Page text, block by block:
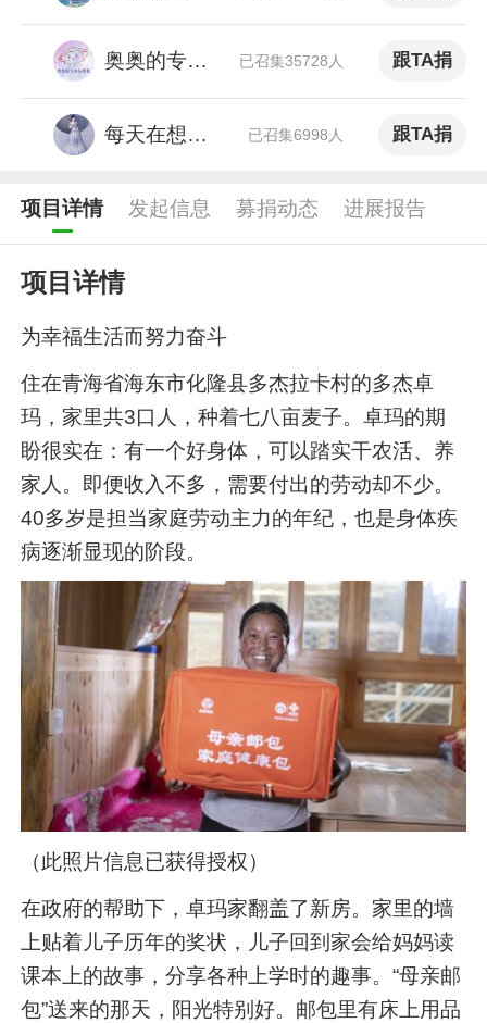
环球旅游攻略咖
旅游博主 微博原创视频博主 超话主持人（驴友超话）
WINNER_B4R 献出了爱心
超话主持人（WINNER超话）
何_明果献出了爱心
星座命理博主 头条文章作者
张颂文
表演指导，演员
风期限在凌晨献出了爱心
游戏答主 2021年度十大游戏新锐红人 2022微博年度十大电竞KOL 2023微博年度喜爱竞燃大V 游戏评测团成员
奥奥的专属信用社 已召集35728人 跟TA捐
每天在想你ii 已召集6998人 跟TA捐
项目详情 发起信息 募捐动态 进展报告
项目详情
为幸福生活而努力奋斗
住在青海省海东市化隆县多杰拉卡村的多杰卓
玛，家里共3口人，种着七八亩麦子。卓玛的期
盼很实在：有一个好身体，可以踏实干农活、养
家人。即便收入不多，需要付出的劳动却不少。
40多岁是担当家庭劳动主力的年纪，也是身体疾
病逐渐显现的阶段。
（此照片信息已获得授权）
在政府的帮助下，卓玛家翻盖了新房。家里的墙
上贴着儿子历年的奖状，儿子回到家会给妈妈读
课本上的故事，分享各种上学时的趣事。“母亲邮
包”送来的那天，阳光特别好。邮包里有床上用品